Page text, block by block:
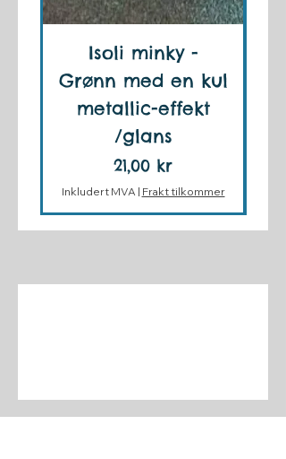
Isoli minky -
Grønn med en kul
metallic-effekt
/glans
Pris
21,00 kr
Inkludert MVA | Frakt tilkommer